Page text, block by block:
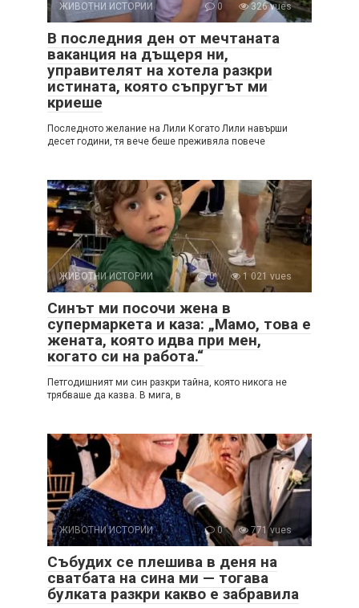
ЖИВОТНИ ИСТОРИИ 0 326 vues
В последния ден от мечтаната
ваканция на дъщеря ни,
управителят на хотела разкри
истината, която съпругът ми
криеше
Последното желание на Лили Когато Лили навърши
десет години, тя вече беше преживяла повече
ЖИВОТНИ ИСТОРИИ 0 1 021 vues
Синът ми посочи жена в
супермаркета и каза: „Мамо, това е
жената, която идва при мен,
когато си на работа.“
Петгодишният ми син разкри тайна, която никога не
трябваше да казва. В мига, в
ЖИВОТНИ ИСТОРИИ 0 771 vues
Събудих се плешива в деня на
сватбата на сина ми — тогава
булката разкри какво е забравила